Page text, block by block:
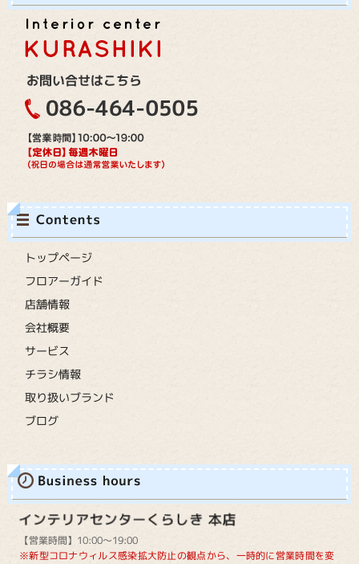
トップページ
フロアーガイド
店舗情報
会社概要
サービス
チラシ情報
取り扱いブランド
ブログ
【営業時間】10:00～19:00
※新型コロナウィルス感染拡大防止の観点から、一時的に営業時間を変